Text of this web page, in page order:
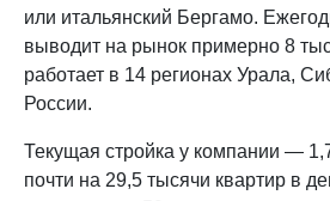
или итальянский Бергамо.
выводит на рынок примерно 8
работает в 14 регионах Урала,
России.
Текущая стройка у компании —
почти на 29,5 тысячи квартир в